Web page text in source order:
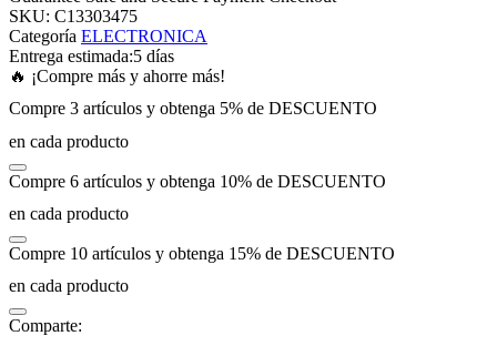
panel
panel
panel
panel
panel
SKU: C13303475
Categoría ELECTRONICA
Entrega estimada:5 días
🔥 ¡Compre más y ahorre más!
Compre 3 artículos y obtenga 5% de DESCUENTO
en cada producto
Compre 6 artículos y obtenga 10% de DESCUENTO
en cada producto
Compre 10 artículos y obtenga 15% de DESCUENTO
en cada producto
Comparte: